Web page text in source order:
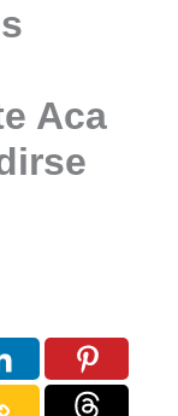
Aca